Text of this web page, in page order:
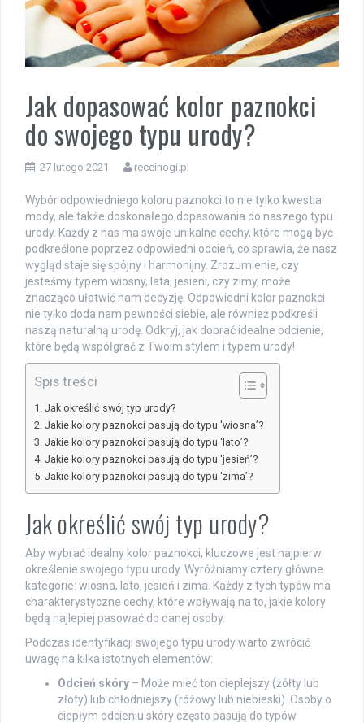
Jak dopasować kolor paznokci
do swojego typu urody?
27 lutego 2021 receinogi.pl
Wybór odpowiedniego koloru paznokci to nie tylko kwestia
mody, ale także doskonałego dopasowania do naszego typu
urody. Każdy z nas ma swoje unikalne cechy, które mogą być
podkreślone poprzez odpowiedni odcień, co sprawia, że nasz
wygląd staje się spójny i harmonijny. Zrozumienie, czy
jesteśmy typem wiosny, lata, jesieni, czy zimy, może
znacząco ułatwić nam decyzję. Odpowiedni kolor paznokci
nie tylko doda nam pewności siebie, ale również podkreśli
naszą naturalną urodę. Odkryj, jak dobrać idealne odcienie,
które będą współgrać z Twoim stylem i typem urody!
Spis treści
Jak określić swój typ urody?
Jakie kolory paznokci pasują do typu 'wiosna’?
Jakie kolory paznokci pasują do typu 'lato’?
Jakie kolory paznokci pasują do typu 'jesień’?
Jakie kolory paznokci pasują do typu 'zima’?
Jak określić swój typ urody?
Aby wybrać idealny kolor paznokci, kluczowe jest najpierw
określenie swojego typu urody. Wyróżniamy cztery główne
kategorie: wiosna, lato, jesień i zima. Każdy z tych typów ma
charakterystyczne cechy, które wpływają na to, jakie kolory
będą najlepiej pasować do danej osoby.
Podczas identyfikacji swojego typu urody warto zwrócić
uwagę na kilka istotnych elementów:
Odcień skóry – Może mieć ton cieplejszy (żółty lub
złoty) lub chłodniejszy (różowy lub niebieski). Osoby o
ciepłym odcieniu skóry często pasują do typów